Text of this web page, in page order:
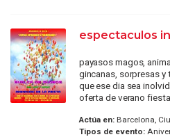
espectaculos
payasos magos,
gincanas, sorpresas
que ese dia sea
oferta de verano
Actúa en:Barcelona,
Tipos de evento: